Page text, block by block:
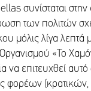
συνίσταται
των πολιτών
μόλις λίγα λεπτά
«Το
να επιτευχθεί
φορέων (κρατικών,